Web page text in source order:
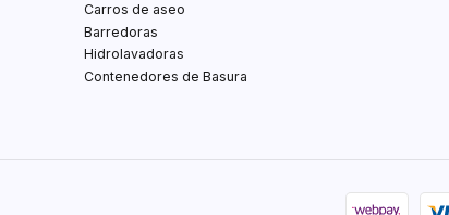
Carros de aseo
Barredoras
Hidrolavadoras
Contenedores de Basura